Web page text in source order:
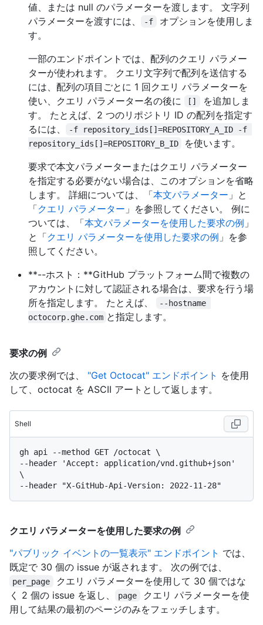
値、または null のパラメーターを渡します。 文字列
パラメーターを渡すには、
-f
オプションを使用しま
す。
一部のエンドポイントでは、配列のクエリ パラメー
ターが使われます。 クエリ文字列で配列を送信する
には、配列の項目ごとに 1 回クエリ パラメーターを
使い、クエリ パラメーター名の後に
[]
を追加しま
す。 たとえば、2 つのリポジトリ ID の配列を指定す
るには、
-f repository_ids[]=REPOSITORY_A_ID -f
repository_ids[]=REPOSITORY_B_ID
を使います。
要求で本文パラメーターまたはクエリ パラメーター
を指定する必要がない場合は、このオプションを省略
します。 詳細については、「本文パラメーター 」と
「クエリ パラメーター 」を参照してください。 例に
ついては、「本文パラメーターを使用した要求の例 」
と「クエリ パラメーターを使用した要求の例 」を参
照してください。
**--ホスト：**GitHub プラットフォーム間で複数の
アカウントに対して認証される場合は、要求を行う場
所を指定します。 たとえば、
--hostname
octocorp.ghe.com と指定します。
要求の例
次の要求例では、 "Get Octocat" エンドポイント を使用
して、octocat を ASCII アートとして返します。
Shell
gh api --method GET /octocat \
--header 'Accept: application/vnd.github+json'
\
クエリ パラメーターを使用した要求の例
"パブリック イベントの一覧表示" エンドポイント では、
既定で 30 個の issue が返されます。 次の例では、
per_page
クエリ パラメーターを使用して 30 個ではな
く 2 個の issue を返し、
page
クエリ パラメーターを使
用して結果の最初のページのみをフェッチします。